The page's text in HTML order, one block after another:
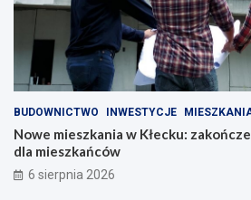
BUDOWNICTWO INWESTYCJE
Nowe mieszkania w Kłecku:
dla mieszkańców
6 sierpnia 2026